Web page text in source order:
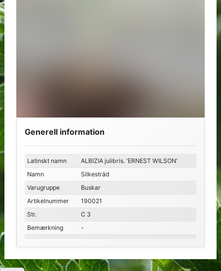
Generell information
Latinskt namn
ALBIZIA julibris. 'ERNEST WILSON'
Namn
Silkesträd
Varugruppe
Buskar
Artikelnummer
190021
Str.
C 3
Bemærkning
-